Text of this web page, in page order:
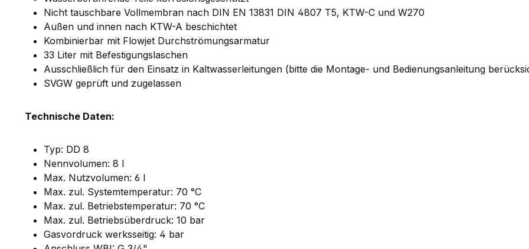
Nicht tauschbare Vollmembran nach DIN EN 13831 DIN 4807 T5, KTW-C und W270
Außen und innen nach KTW-A beschichtet
Kombinierbar mit Flowjet Durchströmungsarmatur
33 Liter mit Befestigungslaschen
Ausschließlich für den Einsatz in Kaltwasserleitungen (bitte die Montage- und Bedienungsanleitung
SVGW geprüft und zugelassen
Technische Daten:
Typ: DD 8
Nennvolumen: 8 l
Max. Nutzvolumen: 6 l
Max. zul. Systemtemperatur: 70 °C
Max. zul. Betriebstemperatur: 70 °C
Max. zul. Betriebsüberdruck: 10 bar
Gasvordruck werksseitig: 4 bar